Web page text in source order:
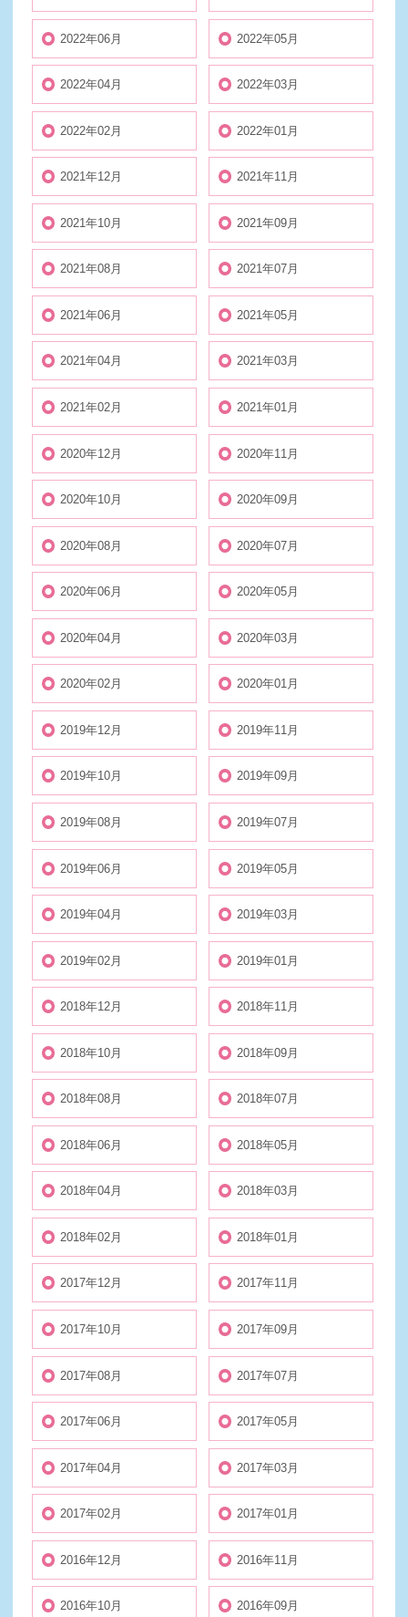
2022年06月 2022年05月
2022年04月 2022年03月
2022年02月 2022年01月
2021年12月 2021年11月
2021年10月 2021年09月
2021年08月 2021年07月
2021年06月 2021年05月
2021年04月 2021年03月
2021年02月 2021年01月
2020年12月 2020年11月
2020年10月 2020年09月
2020年08月 2020年07月
2020年06月 2020年05月
2020年04月 2020年03月
2020年02月 2020年01月
2019年12月 2019年11月
2019年10月 2019年09月
2019年08月 2019年07月
2019年06月 2019年05月
2019年04月 2019年03月
2019年02月 2019年01月
2018年12月 2018年11月
2018年10月 2018年09月
2018年08月 2018年07月
2018年06月 2018年05月
2018年04月 2018年03月
2018年02月 2018年01月
2017年12月 2017年11月
2017年10月 2017年09月
2017年08月 2017年07月
2017年06月 2017年05月
2017年04月 2017年03月
2017年02月 2017年01月
2016年12月 2016年11月
2016年10月 2016年09月